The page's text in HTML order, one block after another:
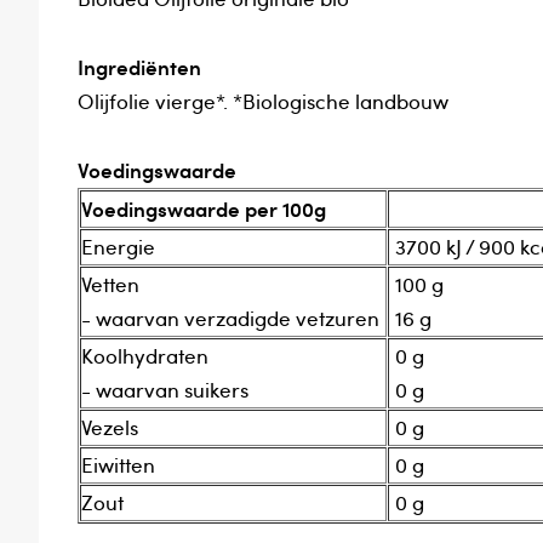
Ingrediënten
Olijfolie vierge*. *Biologische landbouw
Voedingswaarde
Voedingswaarde per 100g
Energie
3700 kJ / 900
Vetten
- waarvan verzadigde vetzuren
100 g
16 g
Koolhydraten
- waarvan suikers
0 g
0 g
Vezels
0 g
Eiwitten
0 g
Zout
0 g